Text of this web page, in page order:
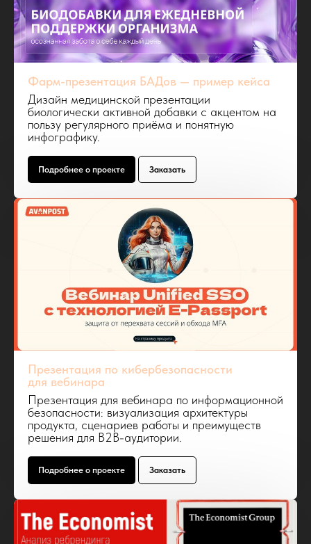
Фарм-презентация БАДов — пример кейса
Дизайн медицинской презентации
биологически активной добавки с акцентом на
пользу регулярного приёма и понятную
инфографику.
Подробнее о проекте Заказать
Презентация по кибербезопасности
для вебинара
Презентация для вебинара по информационной
безопасности: визуализация архитектуры
продукта, сценариев работы и преимуществ
решения для B2B-аудитории.
Подробнее о проекте Заказать